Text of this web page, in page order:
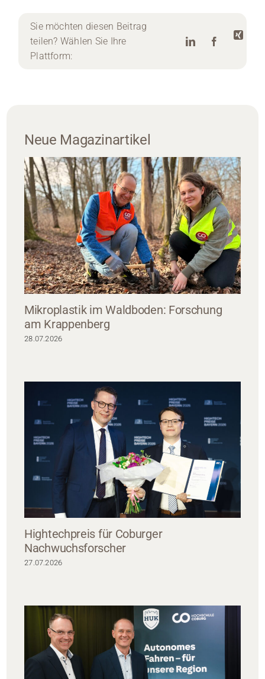
Sie möchten diesen Beitrag
teilen? Wählen Sie Ihre
Plattform:
Neue Magazinartikel
Mikroplastik im Waldboden: Forschung
am Krappenberg
28.07.2026
Hightechpreis für Coburger
Nachwuchsforscher
27.07.2026